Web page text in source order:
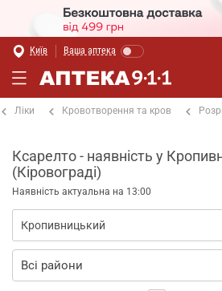
Київ Ваша аптека
Ліки Кровотворення та кров
Ксарелто - наявність у
(Кіровограді)
Наявність актуальна на 13:00